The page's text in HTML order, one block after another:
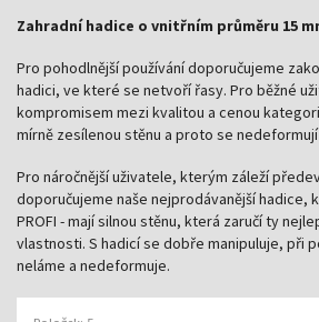
Zahradní hadice o vnitřním průměru 15
Pro pohodlnější používání doporučujeme
hadici, ve které se netvoří řasy. Pro běžné
kompromisem mezi kvalitou a cenou
mírně zesílenou stěnu a proto se nedeformují
Pro náročnější uživatele, kterým záleží
doporučujeme naše nejprodávanější hadice,
PROFI - mají silnou stěnu, která zaručí ty
vlastnosti. S hadicí se dobře manipuluje, při
neláme a nedeformuje.